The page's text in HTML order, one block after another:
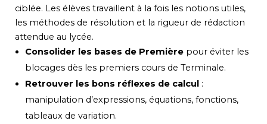
ciblée. Les élèves travaillent à la fois les notions utiles,
les méthodes de résolution et la rigueur de rédaction
attendue au lycée.
Consolider les bases de Première pour éviter les
blocages dès les premiers cours de Terminale.
Retrouver les bons réflexes de calcul :
manipulation d’expressions, équations, fonctions,
tableaux de variation.